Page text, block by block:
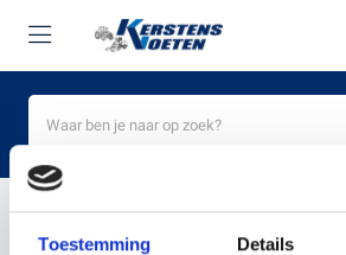
Toestemming Details